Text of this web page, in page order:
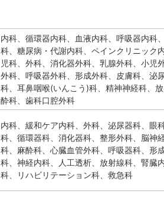
内科、循環器内科、血液内科、呼吸器内科
科、糖尿病・代謝内科、ペインクリニック
児科、外科、消化器外科、乳腺外科、小児
外科、呼吸器外科、形成外科、皮膚科、泌
科、耳鼻咽喉(いんこう)科、精神神経科、
酔科、歯科口腔外科
内科、緩和ケア内科、外科、泌尿器科、眼
科、循環器科、消化器科、整形外科、脳神
科、麻酔科、心臓血管外科、呼吸器科、形
科、神経内科、人工透析、放射線科、腎臓
科、リハビリテーション科、救急科